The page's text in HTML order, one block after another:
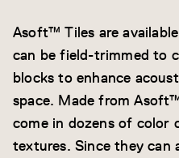
Asoft™ Tiles are
can be field-trimmed to
blocks to enhance
space. Made from
come in dozens of color
textures. Since they can